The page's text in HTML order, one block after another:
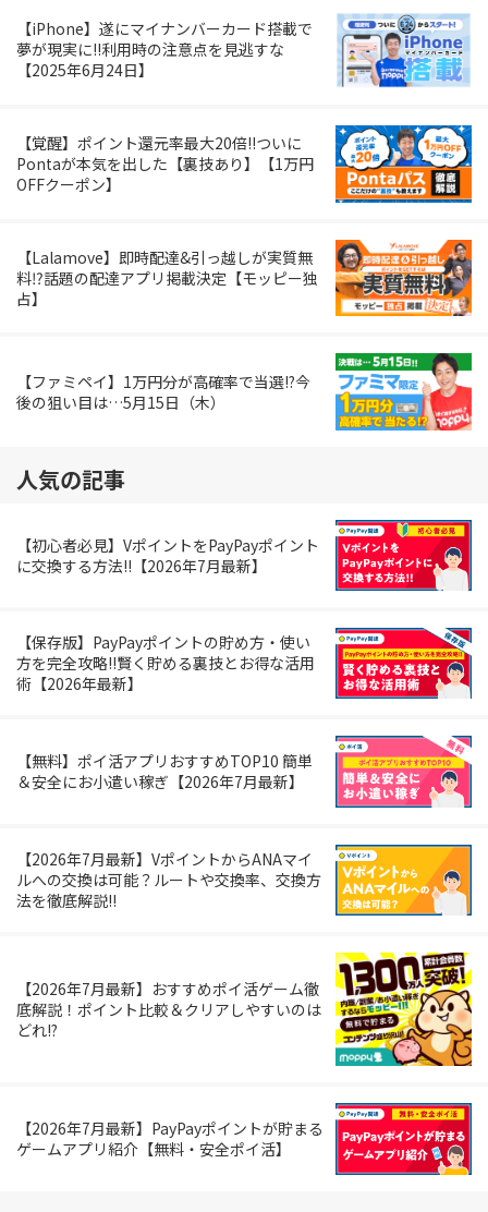
【iPhone】遂にマイナンバーカード搭載で
夢が現実に!!利用時の注意点を見逃すな
【2025年6月24日】
【覚醒】ポイント還元率最大20倍!!ついに
Pontaが本気を出した【裏技あり】【1万円
OFFクーポン】
【Lalamove】即時配達&引っ越しが実質無
料⁉︎話題の配達アプリ掲載決定【モッピー独
占】
【ファミペイ】1万円分が高確率で当選!?今
後の狙い目は…5月15日（木）
人気の記事
【初心者必見】VポイントをPayPayポイント
に交換する方法!!【2026年7月最新】
【保存版】PayPayポイントの貯め方・使い
方を完全攻略!!賢く貯める裏技とお得な活用
術【2026年最新】
【無料】ポイ活アプリおすすめTOP10 簡単
＆安全にお小遣い稼ぎ【2026年7月最新】
【2026年7月最新】VポイントからANAマイ
ルへの交換は可能？ルートや交換率、交換方
法を徹底解説!!
【2026年7月最新】おすすめポイ活ゲーム徹
底解説！ポイント比較＆クリアしやすいのは
どれ!?
【2026年7月最新】PayPayポイントが貯まる
ゲームアプリ紹介【無料・安全ポイ活】